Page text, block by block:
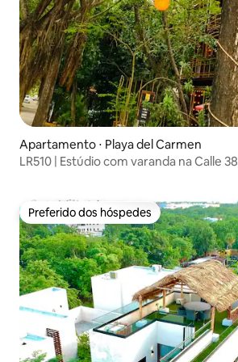
Apartamento ⋅ Playa del Carmen
LR510 | Estúdio com varanda na Calle 38
Preferido dos hóspedes
Preferido dos hóspedes